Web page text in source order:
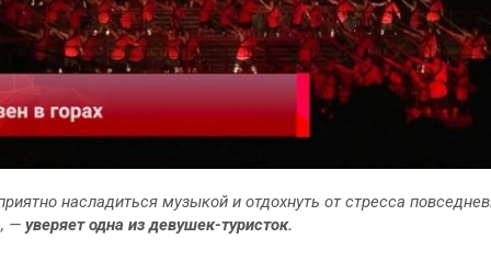
насладиться музыкой и отдохнуть от стресса
— уверяет одна из девушек-туристок.